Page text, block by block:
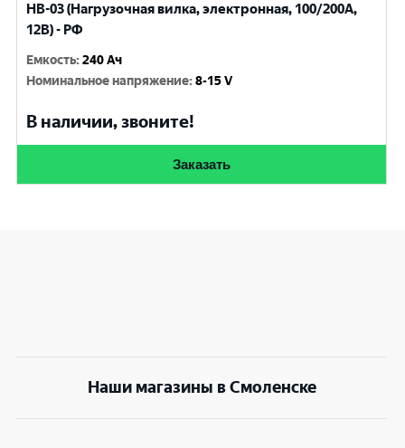
НВ-03 (Нагрузочная вилка, электронная, 100/200А,
12В) - РФ
Емкость:240 Ач
Номинальное напряжение:8-15 V
В наличии, звоните!
Заказать
Наши магазины в Смоленске